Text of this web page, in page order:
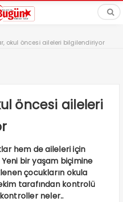
okul öncesi aileleri bilgilendiriyor
öncesi aileleri
hem de aileleri için
bir yaşam biçimine
çocukların okula
tarafından kontrolü
kontroller neler..